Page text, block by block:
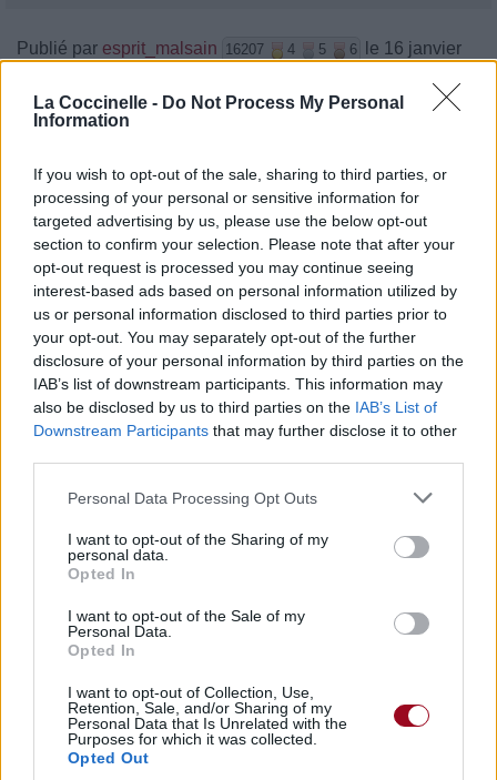
La Coccinelle - Do Not Process My Personal
Information
If you wish to opt-out of the sale, sharing to third parties, or
processing of your personal or sensitive information for
targeted advertising by us, please use the below opt-out
section to confirm your selection. Please note that after your
opt-out request is processed you may continue seeing
interest-based ads based on personal information utilized by
us or personal information disclosed to third parties prior to
your opt-out. You may separately opt-out of the further
disclosure of your personal information by third parties on the
IAB’s list of downstream participants. This information may
also be disclosed by us to third parties on the IAB’s List of
Downstream Participants that may further disclose it to other
Personal Data Processing Opt Outs
I want to opt-out of the Sharing of my
personal data.
Opted In
I want to opt-out of the Sale of my
Personal Data.
Opted In
I want to opt-out of Collection, Use,
Retention, Sale, and/or Sharing of my
Personal Data that Is Unrelated with the
Purposes for which it was collected.
Opted Out
Publié par esprit_malsain 16207 4 5 6
le 16 janvier
Chanteurs : Oomph!
Paroles + Traduction Téléchargement
Vidéos
Commentaires
Pour prolonger le plaisir musical :
Vous aimez chanter, apprenez la guitare chez
Télécharger légalement les MP3 sur
Télécharger légalement les MP3 ou trouver le CD sur
Trouver des vinyles et des CD sur
Trouver un instrument de musique ou une partition au
Commentaires
Paroles + Traduction